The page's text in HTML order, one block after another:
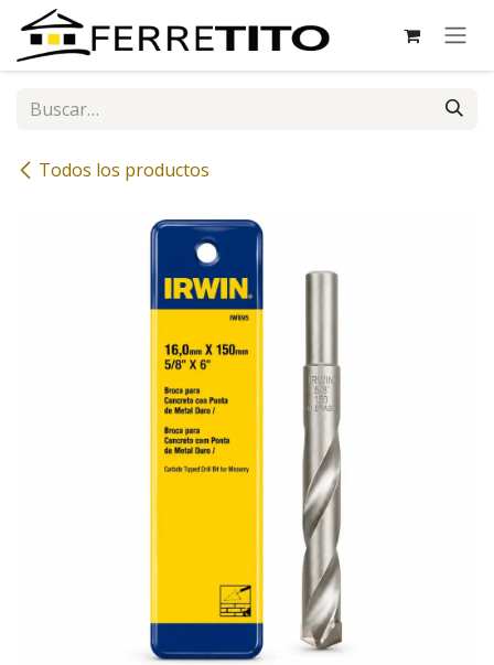
Ir al contenido
Todos los productos